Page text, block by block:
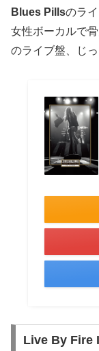
Blues Pillsのラ
女性ボーカルで
のライブ盤、じ
Live By Fire